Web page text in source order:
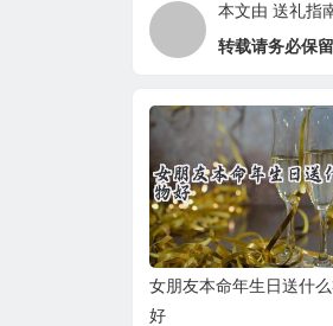
本文由 送礼指
转载请务必保
女朋友本命年生日送什
好